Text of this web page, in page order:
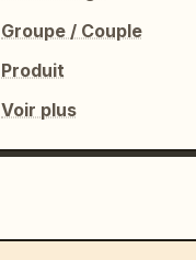
Groupe / Couple
Produit
Voir plus